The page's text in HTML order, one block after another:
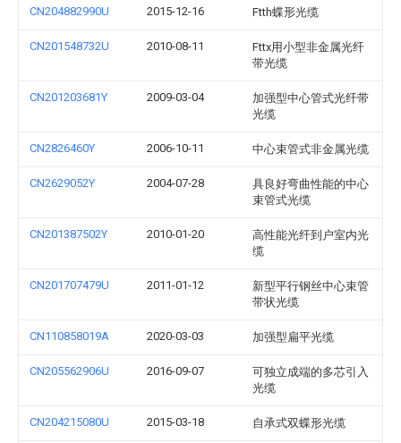
CN204882990U 2015-12-16 Ftth蝶形光缆
CN201548732U 2010-08-11
Fttx用小型非金属光纤
带光缆
CN201203681Y 2009-03-04
加强型中心管式光纤带
光缆
CN2826460Y 2006-10-11 中心束管式非金属光缆
CN2629052Y 2004-07-28
具良好弯曲性能的中心
束管式光缆
CN201387502Y 2010-01-20
高性能光纤到户室内光
缆
CN201707479U 2011-01-12
新型平行钢丝中心束管
带状光缆
CN110858019A 2020-03-03 加强型扁平光缆
CN205562906U 2016-09-07
可独立成端的多芯引入
光缆
CN204215080U 2015-03-18 自承式双蝶形光缆